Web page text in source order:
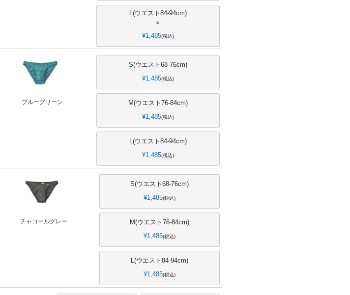
L(ウエスト84-94cm)
×
¥1,485 税込
ブルーグリーン
S(ウエスト68-76cm)
¥1,485 税込
M(ウエスト76-84cm)
¥1,485 税込
L(ウエスト84-94cm)
¥1,485 税込
チャコールグレー
S(ウエスト68-76cm)
¥1,485 税込
M(ウエスト76-84cm)
¥1,485 税込
L(ウエスト84-94cm)
¥1,485 税込